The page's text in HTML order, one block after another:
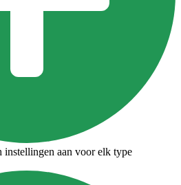
instellingen aan voor elk type